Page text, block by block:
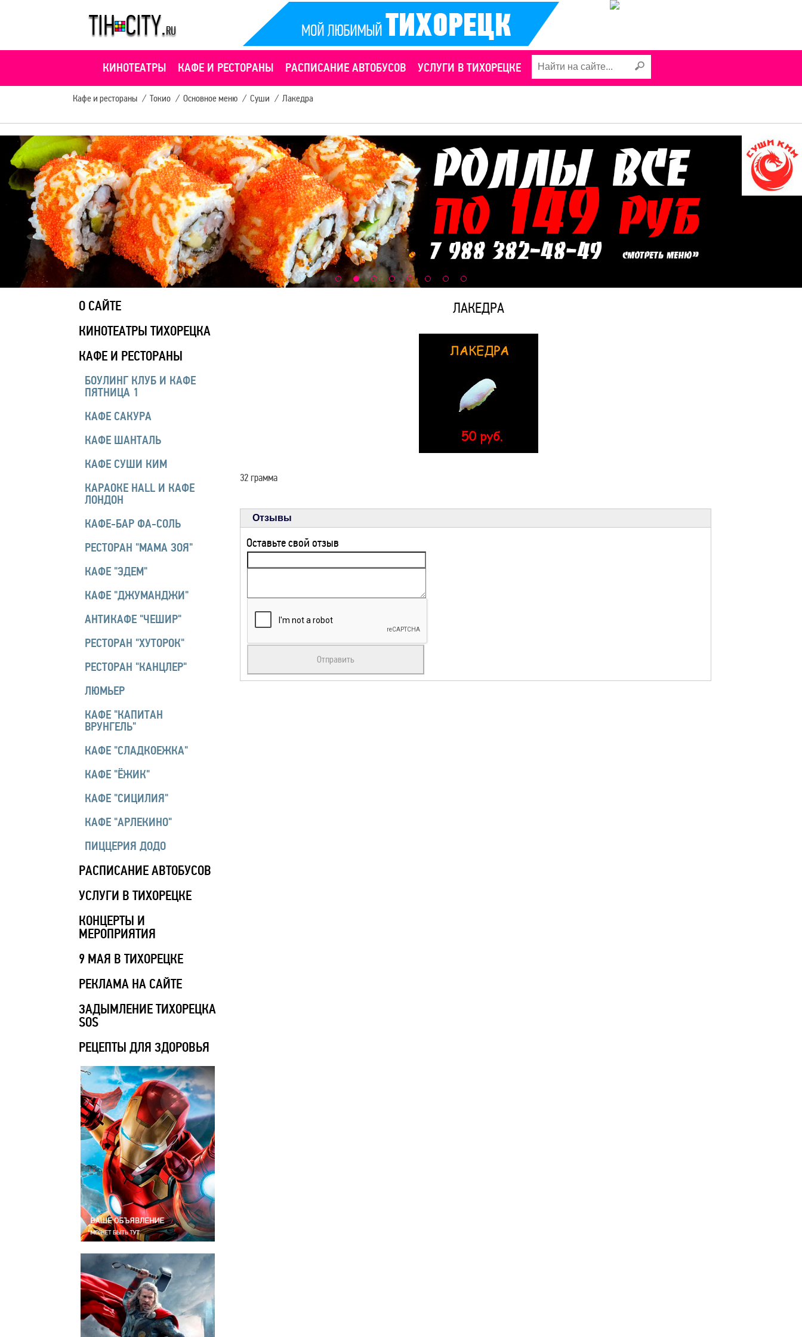
КИНОТЕАТРЫ КАФЕ И РЕСТОРАНЫ РАСПИСАНИЕ АВТОБУСОВ УСЛУГИ В ТИХОРЕЦКЕ
Кафе и рестораны / Токио / Основное меню / Суши / Лакедра
О САЙТЕ
КИНОТЕАТРЫ ТИХОРЕЦКА
КАФЕ И РЕСТОРАНЫ
БОУЛИНГ КЛУБ И КАФЕ
ПЯТНИЦА 1
КАФЕ САКУРА
КАФЕ ШАНТАЛЬ
КАФЕ СУШИ КИМ
КАРАОКЕ HALL И КАФЕ
ЛОНДОН
КАФЕ-БАР ФА-СОЛЬ
РЕСТОРАН "МАМА ЗОЯ"
КАФЕ "ЭДЕМ"
КАФЕ "ДЖУМАНДЖИ"
АНТИКАФЕ "ЧЕШИР"
РЕСТОРАН "ХУТОРОК"
РЕСТОРАН "КАНЦЛЕР"
ЛЮМЬЕР
КАФЕ "КАПИТАН
ВРУНГЕЛЬ"
КАФЕ "СЛАДКОЕЖКА"
КАФЕ "ЁЖИК"
КАФЕ "СИЦИЛИЯ"
КАФЕ "АРЛЕКИНО"
ПИЦЦЕРИЯ ДОДО
РАСПИСАНИЕ АВТОБУСОВ
УСЛУГИ В ТИХОРЕЦКЕ
КОНЦЕРТЫ И
МЕРОПРИЯТИЯ
9 МАЯ В ТИХОРЕЦКЕ
РЕКЛАМА НА САЙТЕ
ЗАДЫМЛЕНИЕ ТИХОРЕЦКА
SOS
РЕЦЕПТЫ ДЛЯ ЗДОРОВЬЯ
ЛАКЕДРА
32 грамма
Отзывы
Оставьте свой отзыв